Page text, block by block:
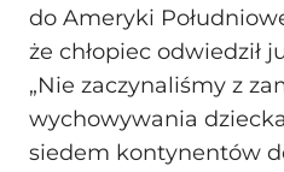
do Ameryki
że chłopiec odwiedził
„Nie zaczynaliśmy z
wychowywania
siedem kontynentów